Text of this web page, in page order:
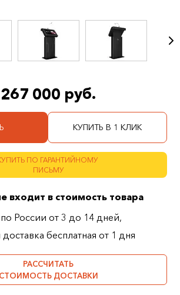
267 000 руб.
КУПИТЬ В 1 КЛИК
ПО ГАРАНТИЙНОМУ
ПИСЬМУ
входит в стоимость товара
России от 3 до 14 дней,
бесплатная от 1 дня
РАССЧИТАТЬ
СТОИМОСТЬ ДОСТАВКИ